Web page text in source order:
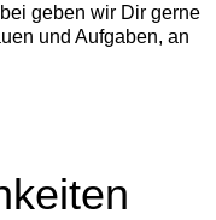
geben wir Dir gerne
und Aufgaben, an